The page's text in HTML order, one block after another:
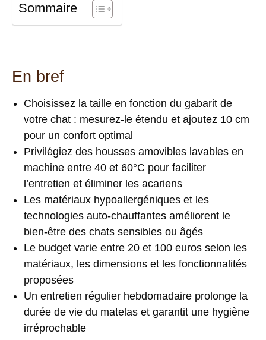
Sommaire
En bref
Choisissez la taille en fonction du gabarit de
votre chat : mesurez-le étendu et ajoutez 10 cm
pour un confort optimal
Privilégiez des housses amovibles lavables en
machine entre 40 et 60°C pour faciliter
l’entretien et éliminer les acariens
Les matériaux hypoallergéniques et les
technologies auto-chauffantes améliorent le
bien-être des chats sensibles ou âgés
Le budget varie entre 20 et 100 euros selon les
matériaux, les dimensions et les fonctionnalités
proposées
Un entretien régulier hebdomadaire prolonge la
durée de vie du matelas et garantit une hygiène
irréprochable